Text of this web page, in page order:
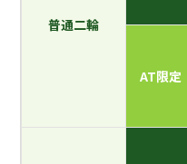
普通二輪
AT限定